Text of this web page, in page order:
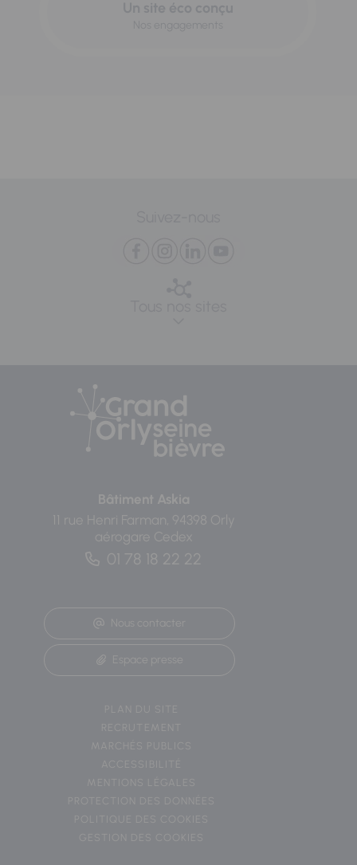
Bâtiment Askia
11 rue Henri Farman, 94398 Orly
aérogare Cedex
01 78 18 22 22
Nous contacter
Espace presse
PLAN DU SITE
RECRUTEMENT
MARCHÉS PUBLICS
ACCESSIBILITÉ
MENTIONS LÉGALES